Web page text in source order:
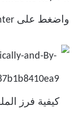
واضغط على Enter.